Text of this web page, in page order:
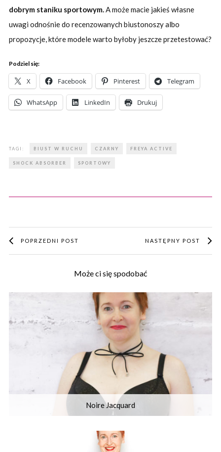
dobrym staniku sportowym.A może macie jakieś własne
uwagi odnośnie do recenzowanych biustonoszy albo
propozycje, które modele warto byłoby jeszcze przetestować?
Podziel się:
X Facebook Pinterest Telegram
WhatsApp LinkedIn Drukuj
TAGI: BIUST W RUCHU CZARNY FREYA ACTIVE
SHOCK ABSORBER SPORTOWY
POPRZEDNI POST NASTĘPNY POST
Może ci się spodobać
Noire Jacquard